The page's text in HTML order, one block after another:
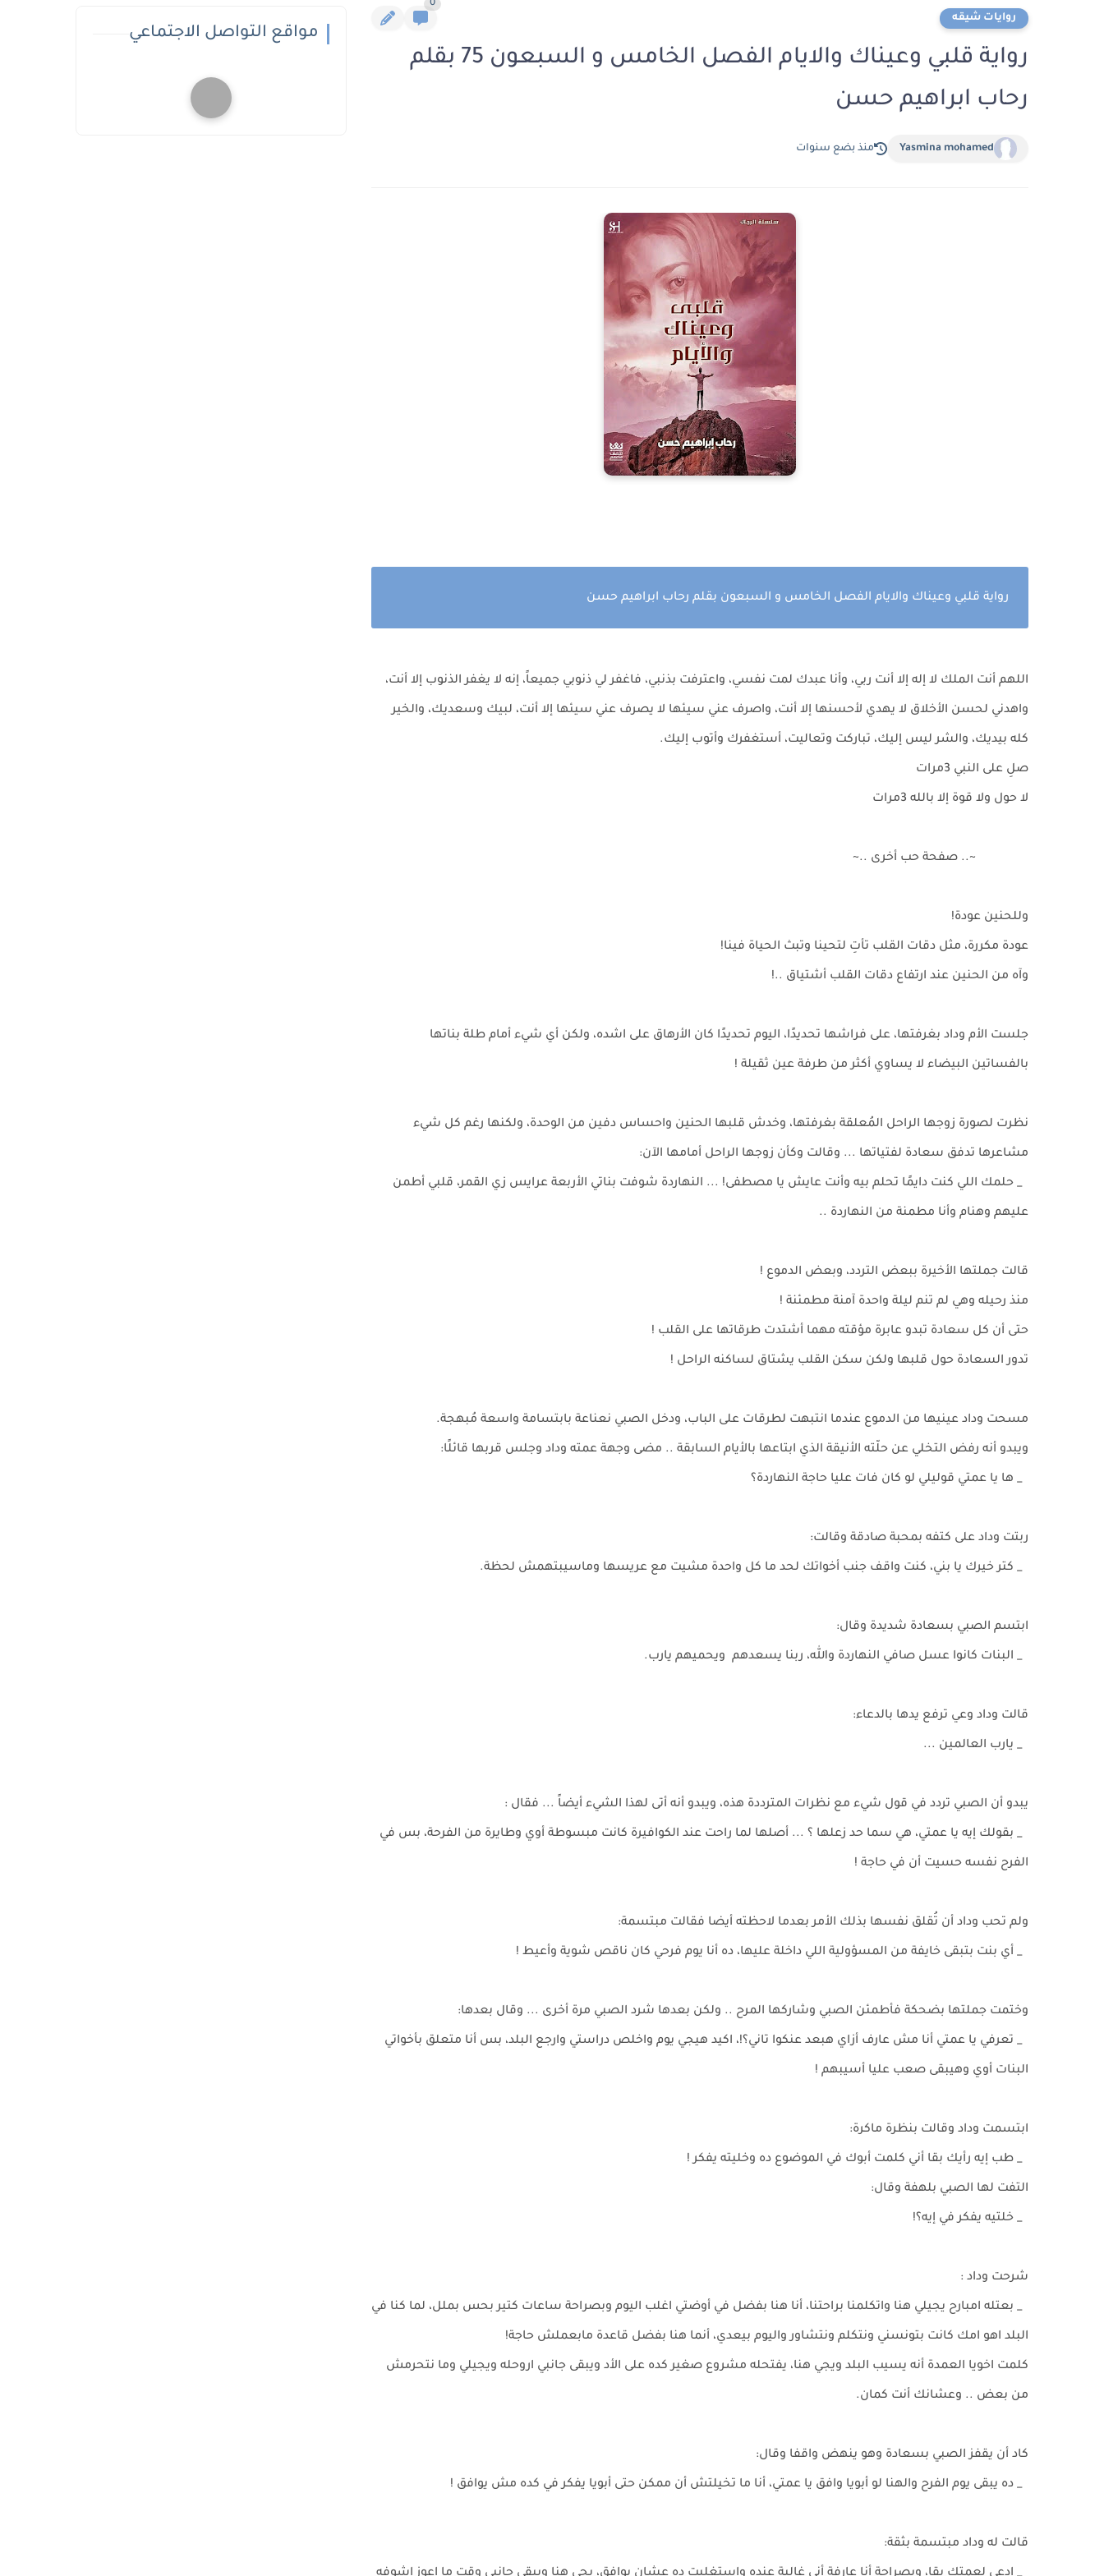
روايات شيقه
0
رواية قلبي وعيناك والايام الفصل الخامس و السبعون 75 بقلم
رحاب ابراهيم حسن
Yasmina mohamed منذ بضع سنوات
رواية قلبي وعيناك والايام الفصل الخامس و السبعون بقلم رحاب ابراهيم حسن
اللهم أنت الملك لا إله إلا أنت ربي، وأنا عبدك لمت نفسي، واعترفت بذنبي، فاغفر لي ذنوبي جميعاً، إنه لا يغفر الذنوب إلا أنت،
واهدني لحسن الأخلاق لا يهدي لأحسنها إلا أنت، واصرف عني سيئها لا يصرف عني سيئها إلا أنت، لبيك وسعديك، والخير
كله بيديك، والشر ليس إليك، تباركت وتعاليت، أستغفرك وأتوب إليك.
صلِ على النبي 3مرات
لا حول ولا قوة إلا بالله 3مرات
~.. صفحة حب أخرى ..~
وللحنين عودة!
عودة مكررة، مثل دقات القلب تأتِ لتحينا وتبث الحياة فينا!
وآه من الحنين عند ارتفاع دقات القلب أشتياق ..!
جلست الأم وداد بغرفتها، على فراشها تحديدًا، اليوم تحديدًا كان الأرهاق على اشده، ولكن أي شيء أمام طلة بناتها
بالفساتين البيضاء لا يساوي أكثر من طرفة عين ثقيلة !
نظرت لصورة زوجها الراحل المُعلقة بغرفتها، وخدش قلبها الحنين واحساس دفين من الوحدة، ولكنها رغم كل شيء
مشاعرها تدفق سعادة لفتياتها ... وقالت وكأن زوجها الراحل أمامها الآن:
_ حلمك اللي كنت دايمًا تحلم بيه وأنت عايش يا مصطفى! ... النهاردة شوفت بناتي الأربعة عرايس زي القمر، قلبي أطمن
عليهم وهنام وأنا مطمنة من النهاردة ..
قالت جملتها الأخيرة ببعض التردد، وبعض الدموع !
منذ رحيله وهي لم تنم ليلة واحدة آمنة مطمئنة !
حتى أن كل سعادة تبدو عابرة مؤقته مهما أشتدت طرقاتها على القلب !
تدور السعادة حول قلبها ولكن سكن القلب يشتاق لساكنه الراحل !
مسحت وداد عينيها من الدموع عندما انتبهت لطرقات على الباب، ودخل الصبي نعناعة بابتسامة واسعة مُبهجة.
ويبدو أنه رفض التخلي عن حلّته الأنيقة الذي ابتاعها بالأيام السابقة .. مضى وجهة عمته وداد وجلس قربها قائلًا:
_ ها يا عمتي قوليلي لو كان فات عليا حاجة النهاردة؟
ربتت وداد على كتفه بمحبة صادقة وقالت:
_ كتر خيرك يا بني، كنت واقف جنب أخواتك لحد ما كل واحدة مشيت مع عريسها وماسيبتهمش لحظة.
ابتسم الصبي بسعادة شديدة وقال:
_ البنات كانوا عسل صافي النهاردة والله، ربنا يسعدهم ويحميهم يارب.
قالت وداد وعي ترفع يدها بالدعاء:
_ يارب العالمين ...
يبدو أن الصبي تردد في قول شيء مع نظرات المترددة هذه، ويبدو أنه أتى لهذا الشيء أيضاً ... فقال :
_ بقولك إيه يا عمتي، هي سما حد زعلها ؟ ... أصلها لما راحت عند الكوافيرة كانت مبسوطة أوي وطايرة من الفرحة، بس في
الفرح نفسه حسيت أن في حاجة !
ولم تحب وداد أن تُقلق نفسها بذلك الأمر بعدما لاحظته أيضا فقالت مبتسمة:
_ أي بنت بتبقى خايفة من المسؤولية اللي داخلة عليها، ده أنا يوم فرحي كان ناقص شوية وأعيط !
وختمت جملتها بضحكة فأطمئن الصبي وشاركها المرح .. ولكن بعدها شرد الصبي مرة أخرى ... وقال بعدها:
_ تعرفي يا عمتي أنا مش عارف أزاي هبعد عنكوا تاني؟!، اكيد هيجي يوم واخلص دراستي وارجع البلد، بس أنا متعلق بأخواتي
البنات أوي وهيبقى صعب عليا أسيبهم !
ابتسمت وداد وقالت بنظرة ماكرة:
_ طب إيه رأيك بقا أني كلمت أبوك في الموضوع ده وخليته يفكر !
التفت لها الصبي بلهفة وقال:
_ خلتيه يفكر في إيه؟!
شرحت وداد :
_ بعتله امبارح يجيلي هنا واتكلمنا براحتنا، أنا هنا بفضل في أوضتي اغلب اليوم وبصراحة ساعات كتير بحس بملل، لما كنا في
البلد اهو امك كانت بتونسني ونتكلم ونتشاور واليوم بيعدي، أنما هنا بفضل قاعدة مابعملش حاجة!
كلمت اخويا العمدة أنه يسيب البلد ويجي هنا، يفتحله مشروع صغير كده على الأد ويبقى جانبي اروحله ويجيلي وما نتحرمش
من بعض .. وعشانك أنت كمان.
كاد أن يقفز الصبي بسعادة وهو ينهض واقفا وقال:
_ ده يبقى يوم الفرح والهنا لو أبويا وافق يا عمتي، أنا ما تخيلتش أن ممكن حتى أبويا يفكر في كده مش يوافق !
قالت له وداد مبتسمة بثقة:
مواقع التواصل الاجتماعي